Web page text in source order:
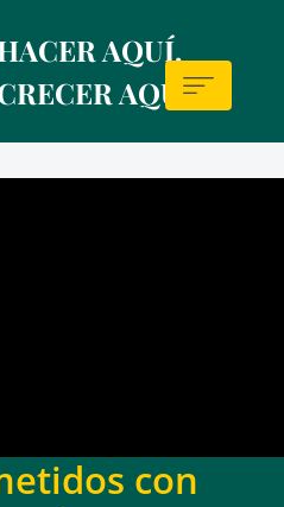
to
contentt
AQUÍ,
AQUÍ.
con